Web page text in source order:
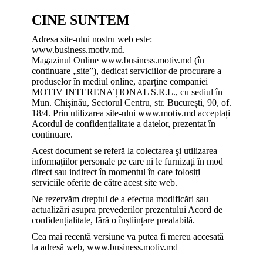
CINE SUNTEM
Adresa site-ului nostru web este:
www.business.motiv.md.
Magazinul Online www.business.motiv.md (în
continuare „site”), dedicat serviciilor de procurare a
produselor în mediul online, aparține companiei
MOTIV INTERENAȚIONAL S.R.L., cu sediul în
Mun. Chișinău, Sectorul Centru, str. București, 90, of.
18/4. Prin utilizarea site-ului www.motiv.md acceptați
Acordul de confidențialitate a datelor, prezentat în
continuare.
Acest document se referă la colectarea şi utilizarea
informațiilor personale pe care ni le furnizați în mod
direct sau indirect în momentul în care folosiți
serviciile oferite de către acest site web.
Ne rezervăm dreptul de a efectua modificări sau
actualizări asupra prevederilor prezentului Acord de
confidențialitate, fără o înștiințare prealabilă.
Cea mai recentă versiune va putea fi mereu accesată
la adresă web, www.business.motiv.md